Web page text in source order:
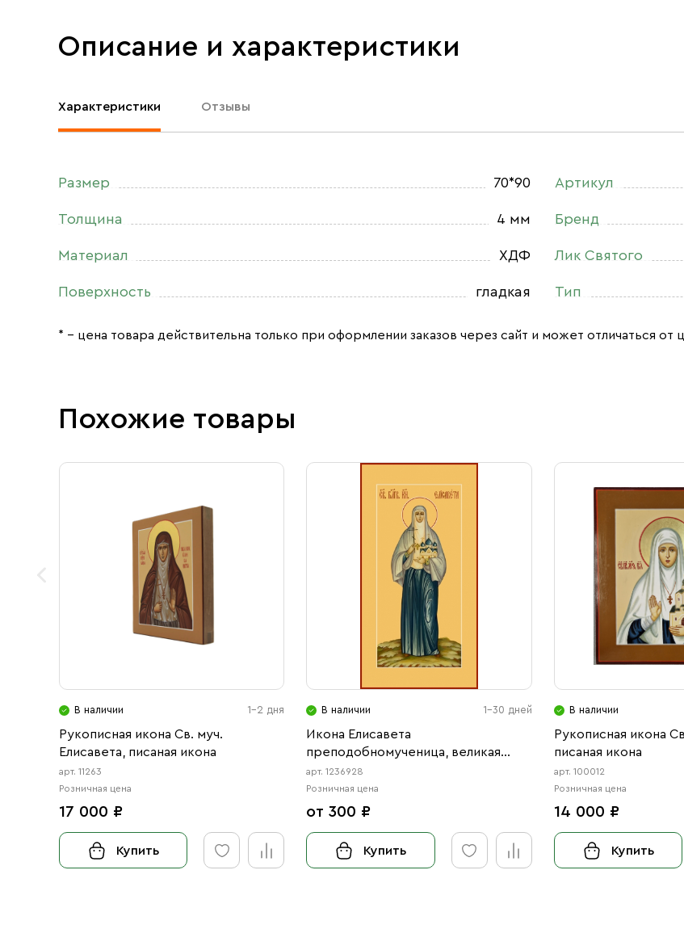
Описание и характеристики
Характеристики Отзывы
Размер 70*90
Толщина 4 мм
Материал ХДФ
Поверхность гладкая
Артикул
Бренд
Лик Святого
Тип
* – цена товара действительна только при оформлении заказов через сайт и может отличаться от
Похожие товары
В наличии 1-2 дня
Рукописная икона Св. муч.
Елисавета, писаная икона
арт. 11263
Розничная цена
17 000 ₽
Купить
В наличии 1-30 дней
Икона Елисавета
преподобномученица, великая
княгиня (АРТ.06928)
арт. 1236928
Розничная цена
от 300 ₽
Купить
В наличии
Рукописная икона
писаная икона
арт. 100012
Розничная цена
14 000 ₽
Купить